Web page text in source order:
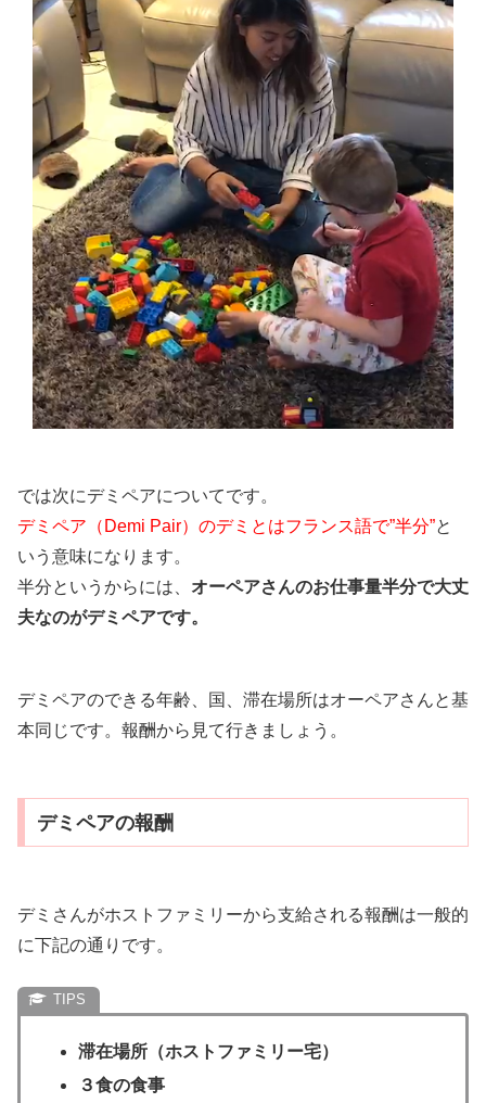
では次にデミペアについてです。
デミペア（Demi Pair）のデミとはフランス語で”半分”と
いう意味になります。
半分というからには、 オーペアさんのお仕事量半分で大丈
夫なのがデミペアです。
デミペアのできる年齢、国、滞在場所はオーペアさんと基
本同じです。報酬から見て行きましょう。
デミペアの報酬
デミさんがホストファミリーから支給される報酬は一般的
に下記の通りです。
滞在場所（ホストファミリー宅）
３食の食事